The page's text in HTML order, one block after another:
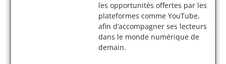
les opportunités offertes par les
plateformes comme YouTube,
afin d’accompagner ses lecteurs
dans le monde numérique de
demain.